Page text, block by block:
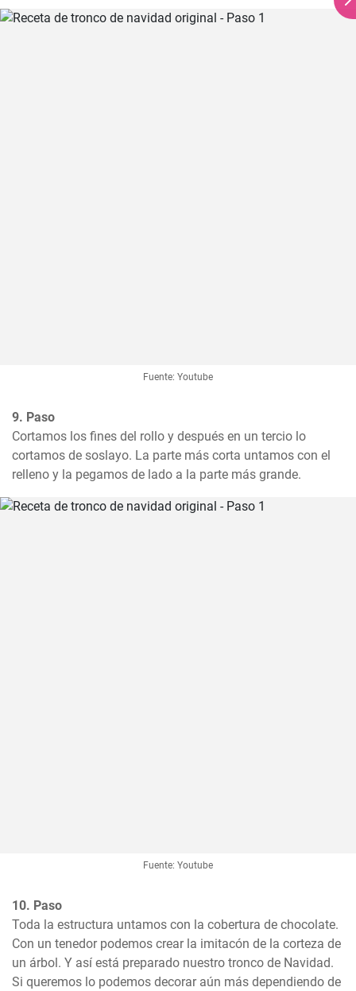
Fuente: Youtube
9. Paso
Cortamos los fines del rollo y después en un tercio lo
cortamos de soslayo. La parte más corta untamos con el
relleno y la pegamos de lado a la parte más grande.
Fuente: Youtube
10. Paso
Toda la estructura untamos con la cobertura de chocolate.
Con un tenedor podemos crear la imitacón de la corteza de
un árbol. Y así está preparado nuestro tronco de Navidad.
Si queremos lo podemos decorar aún más dependiendo de